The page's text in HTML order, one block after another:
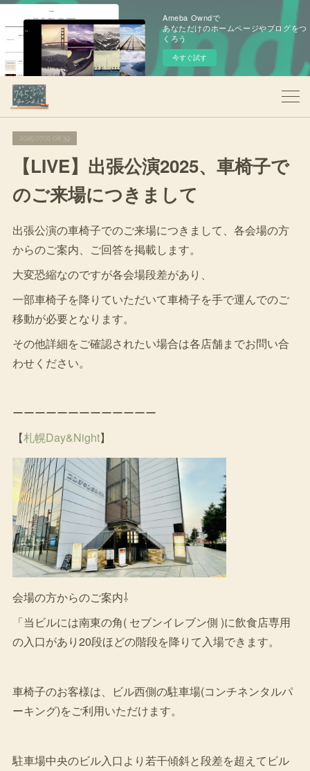
Ameba Owndで
あなただけのホームページやブログをつ
くろう
今すぐ試す
2025.07.01 08:39
【LIVE】出張公演2025、車椅子で
のご来場につきまして
出張公演の車椅子でのご来場につきまして、各会場の方
からのご案内、ご回答を掲載します。
大変恐縮なのですが各会場段差があり、
一部車椅子を降りていただいて車椅子を手で運んでのご
移動が必要となります。
その他詳細をご確認されたい場合は各店舗までお問い合
わせください。
ーーーーーーーーーーーーー
【札幌Day&Night】
会場の方からのご案内⇩
「当ビルには南東の角( セブンイレブン側 )に飲食店専用
の入口があり20段ほどの階段を降りて入場できます。
車椅子のお客様は、ビル西側の駐車場(コンチネンタルパ
ーキング)をご利用いただけます。
駐車場中央のビル入口より若干傾斜と段差を超えてビル